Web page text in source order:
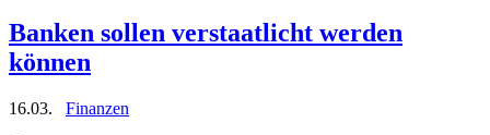
Banken sollen verstaatlicht werden
können
16.03.
Finanzen